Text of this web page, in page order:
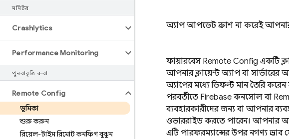
মনিটর
Crashlytics
Performance Monitoring
পুনরাবৃত্তি করা
Remote Config
ভূমিকা
শুরু করুন
রিয়েল-টাইম রিমোট কনফিগ বুঝুন
অ্যাপ আপডেট প্রকাশ না করেই আপনার
ফায়ারবেস Remote Config একটি
আপনার ক্লায়েন্ট অ্যাপ বা সার্ভারের
অ্যাপের মধ্যে ডিফল্ট মান তৈরি
পরবর্তীতে Firebase কনসোল বা
ব্যবহারকারীদের জন্য বা আপনার
ওভাররাইড করতে পারেন। আপনার
এটি পারফরম্যান্সের উপর নগণ্য